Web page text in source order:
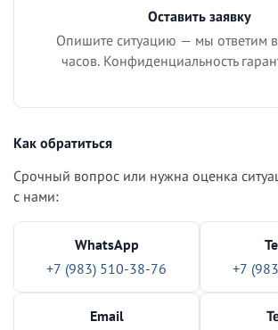
Оставить заявку
Опишите ситуацию — мы ответим
часов. Конфиденциальность
Как обратиться
Срочный вопрос или нужна оценка
с нами:
WhatsApp
+7 (983) 510-38-76
+7
Email